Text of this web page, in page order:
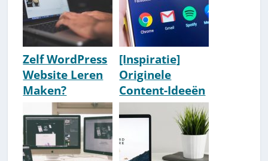
Zelf WordPress
Website Leren
Maken?
[Handleiding
2026] Stap Voor
Stap!
[Inspiratie]
Originele
Content-Ideeën
Waar Je Niet
Aan Had
Gedacht [o.a.
Social Media]